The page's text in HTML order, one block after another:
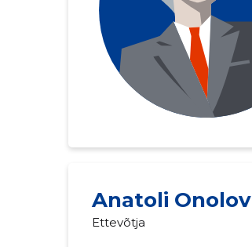
Anatoli Onolov
Ettevõtja